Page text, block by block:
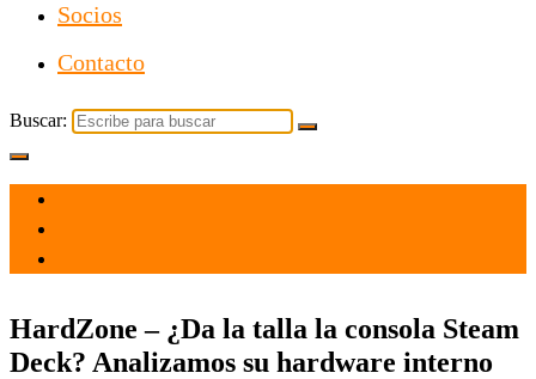
Socios
Contacto
Buscar:
HardZone – ¿Da la talla la consola Steam
Deck? Analizamos su hardware interno